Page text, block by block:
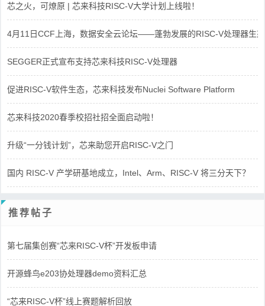
芯之火，可燎原 | 芯来科技RISC-V大学计划上线啦！
4月11日CCF上海，数据安全云论坛——蓬勃发展的RISC-V处理器生态
SEGGER正式宣布支持芯来科技RISC-V处理器
促进RISC-V软件生态，芯来科技发布Nuclei Software Platform
芯来科技2020春季校招社招全面启动啦！
升级“一分钱计划”，芯来助您开启RISC-V之门
国内 RISC-V 产学研基地成立，Intel、Arm、RISC-V 将三分天下？
推荐帖子
第七届集创赛“芯来RISC-V杯”开发板申请
开源蜂鸟e203协处理器demo资料汇总
“芯来RISC-V杯”线上赛题解析回放